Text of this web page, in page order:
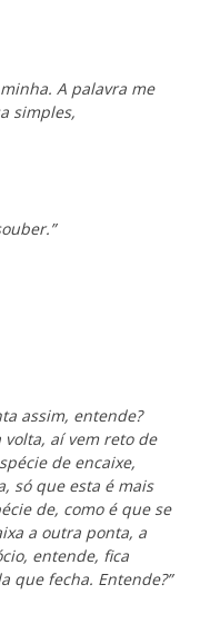
A palavra me
simples,
assim, entende?
volta, aí vem reto de
de encaixe,
só que esta é mais
de, como é que se
a outra ponta, a
entende, fica
que fecha. Entende?”